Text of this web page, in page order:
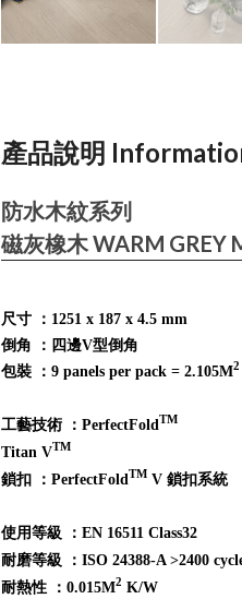
產品說明
防水木紋系列
磁灰橡木 WARM
尺寸 ：1251 x 187 x 4.5 mm
倒角 ：四邊V型倒角
包裝 ：9 panels per pack = 2.105M2
工藝技術 ： PerfectFoldTM
Titan VTM
鎖扣 ：PerfectFoldTM V 鎖扣系統
使用等級 ：EN 16511 Class32
耐磨等級 ：ISO 24388-A >2400
耐熱性 ：0.015M2 K/W